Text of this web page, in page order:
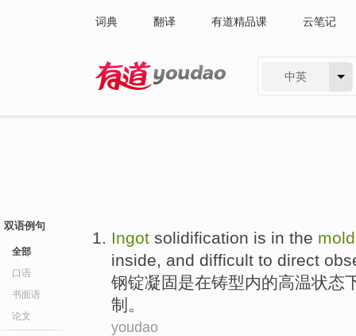
词典 翻译 有道精品课 云笔记
中英
双语例句
全部
口语
书面语
论文
Ingot solidification is in the mold
inside, and difficult to direct
钢锭凝固是在铸型内的高温状态
制 。
youdao